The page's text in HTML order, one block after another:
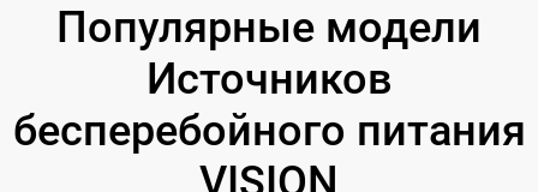
Популярные модели
Источников
бесперебойного питания